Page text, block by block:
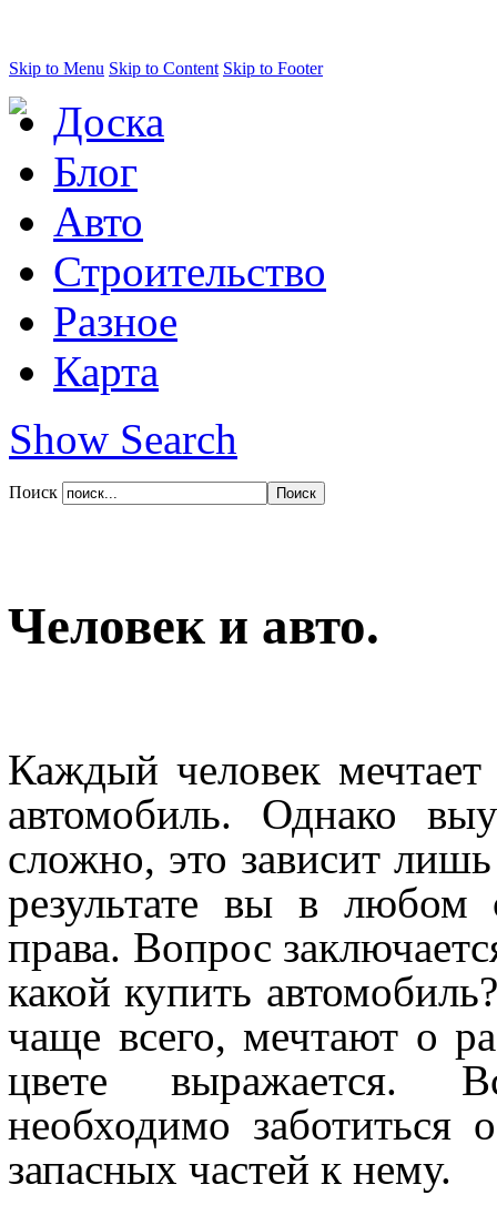
Skip to Menu Skip to Content Skip to Footer
Доска
Блог
Авто
Строительство
Разное
Карта
Show Search
Поиск
Человек и авто.
Каждый человек
автомобиль. Однако
сложно, это зависит
результате вы в любом
права. Вопрос
какой купить
чаще всего, мечтают о
цвете выражается.
необходимо заботиться
запасных частей к нему.